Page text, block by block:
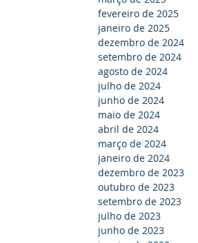
fevereiro de 2025
janeiro de 2025
dezembro de 2024
setembro de 2024
agosto de 2024
julho de 2024
junho de 2024
maio de 2024
abril de 2024
março de 2024
janeiro de 2024
dezembro de 2023
outubro de 2023
setembro de 2023
julho de 2023
junho de 2023